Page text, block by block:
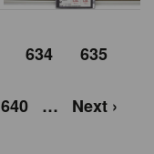
634 635
640 … Next ›